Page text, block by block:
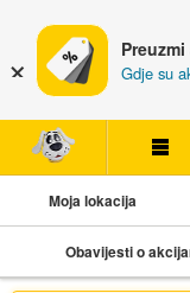
Gdje su
Moja lokacija
Obavijesti o